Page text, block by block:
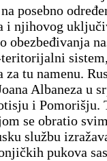
posebno
i njihovog
obezbeđivanja
za tu namenu.
Albaneza u
i Pomorišju.
se obratio
službu
pukova